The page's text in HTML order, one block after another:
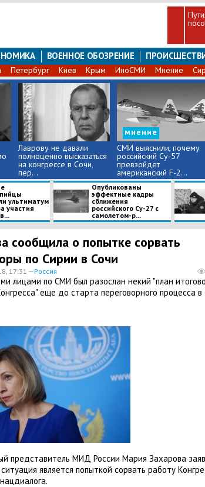
ВОЕННОЕ ОБОЗРЕНИЕ
Петербург Киев Крым ИноСМИ Мнение
Лаврову не давали
полноценно высказаться
на конгрессе в Сочи,
пер...
мнение
СМИ выяснили, почему
российский Су-57
превзойдет
американский F-2...
ультиматум
участия
Опубликованы
эффектные кадры
сближения
российского Су-27 с
самолетом-р...
сообщила о попытке сорвать
по Сирии в Сочи
17:31 —Россия
лицами по СМИ был разослан некий "план
еще до старта переговорного процесса в
представитель МИД России Мария Захарова
является попыткой сорвать работу